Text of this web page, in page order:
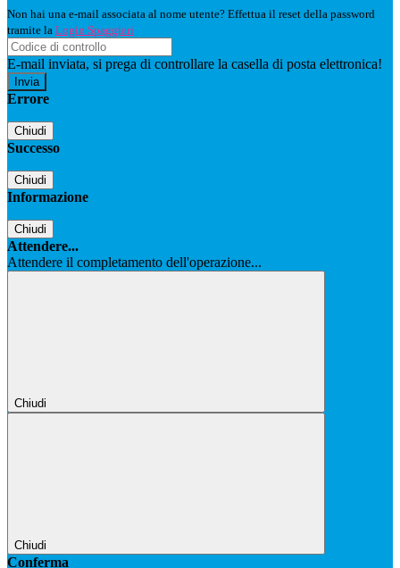
Non hai una e-mail associata al nome utente? Effettua il reset della password
tramite la Login Spaggiari
E-mail inviata, si prega di controllare la casella di posta elettronica!
Errore
Chiudi
Successo
Chiudi
Informazione
Chiudi
Attendere...
Attendere il completamento dell'operazione...
Chiudi
Chiudi
Conferma